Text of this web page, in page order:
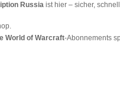
Russia ist hier – sicher,
World of Warcraft-Abonnements